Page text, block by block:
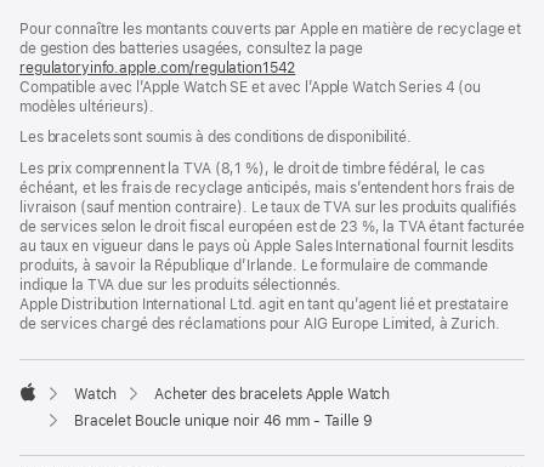
une
nouvelle
fenêtre)
Pour connaître les montants couverts par Apple en matière de recyclage et
de gestion des batteries usagées, consultez la page
regulatoryinfo.apple.com/regulation1542
dans
nouvelle
fenêtre)
Compatible avec l’Apple Watch SE et avec l’Apple Watch Series 4 (ou
modèles ultérieurs).
Les bracelets sont soumis à des conditions de disponibilité.
Les prix comprennent la TVA (8,1 %), le droit de timbre fédéral, le cas
échéant, et les frais de recyclage anticipés, mais s’entendent hors frais de
livraison (sauf mention contraire). Le taux de TVA sur les produits qualifiés
de services selon le droit fiscal européen est de 23 %, la TVA étant facturée
au taux en vigueur dans le pays où Apple Sales International fournit lesdits
produits, à savoir la République d’Irlande. Le formulaire de commande
indique la TVA due sur les produits sélectionnés.
Apple Distribution International Ltd. agit en tant qu’agent lié et prestataire
de services chargé des réclamations pour AIG Europe Limited, à Zurich.
Apple
Watch
Acheter des bracelets Apple Watch
Bracelet Boucle unique noir 46 mm - Taille 9